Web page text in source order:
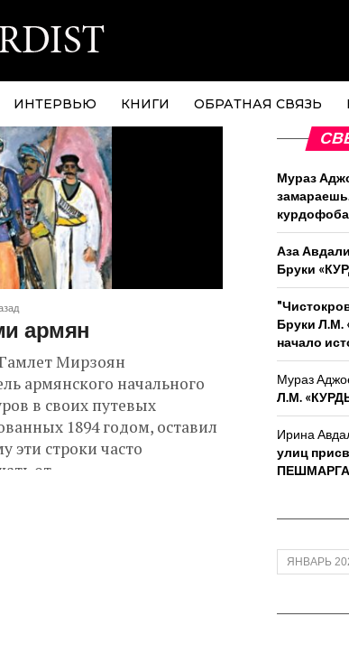
ИНТЕРВЬЮ КНИГИ ОБРАТНАЯ СВЯЗЬ
из древнейших народов Ближнего
исследование, в котором:
армян
Мирзоян
армянского начального
в своих путевых
1894 годом, оставил
эти строки часто
от...
Мураз
Аза Авдали
Бруки
Бруки Л.М.
начало
Мураз
Л.М.
Ирина
улиц
Архивы